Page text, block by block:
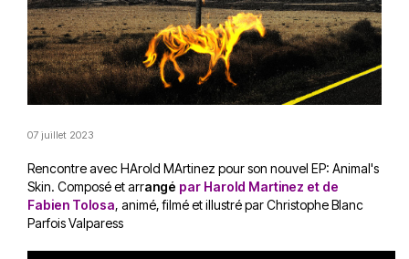
07 juillet 2023
Rencontre avec HArold MArtinez pour son nouvel EP: Animal's
Skin. Composé et arrangé par Harold Martinez et de
Fabien Tolosa, animé, filmé et illustré parChristophe Blanc
Parfois Valparess